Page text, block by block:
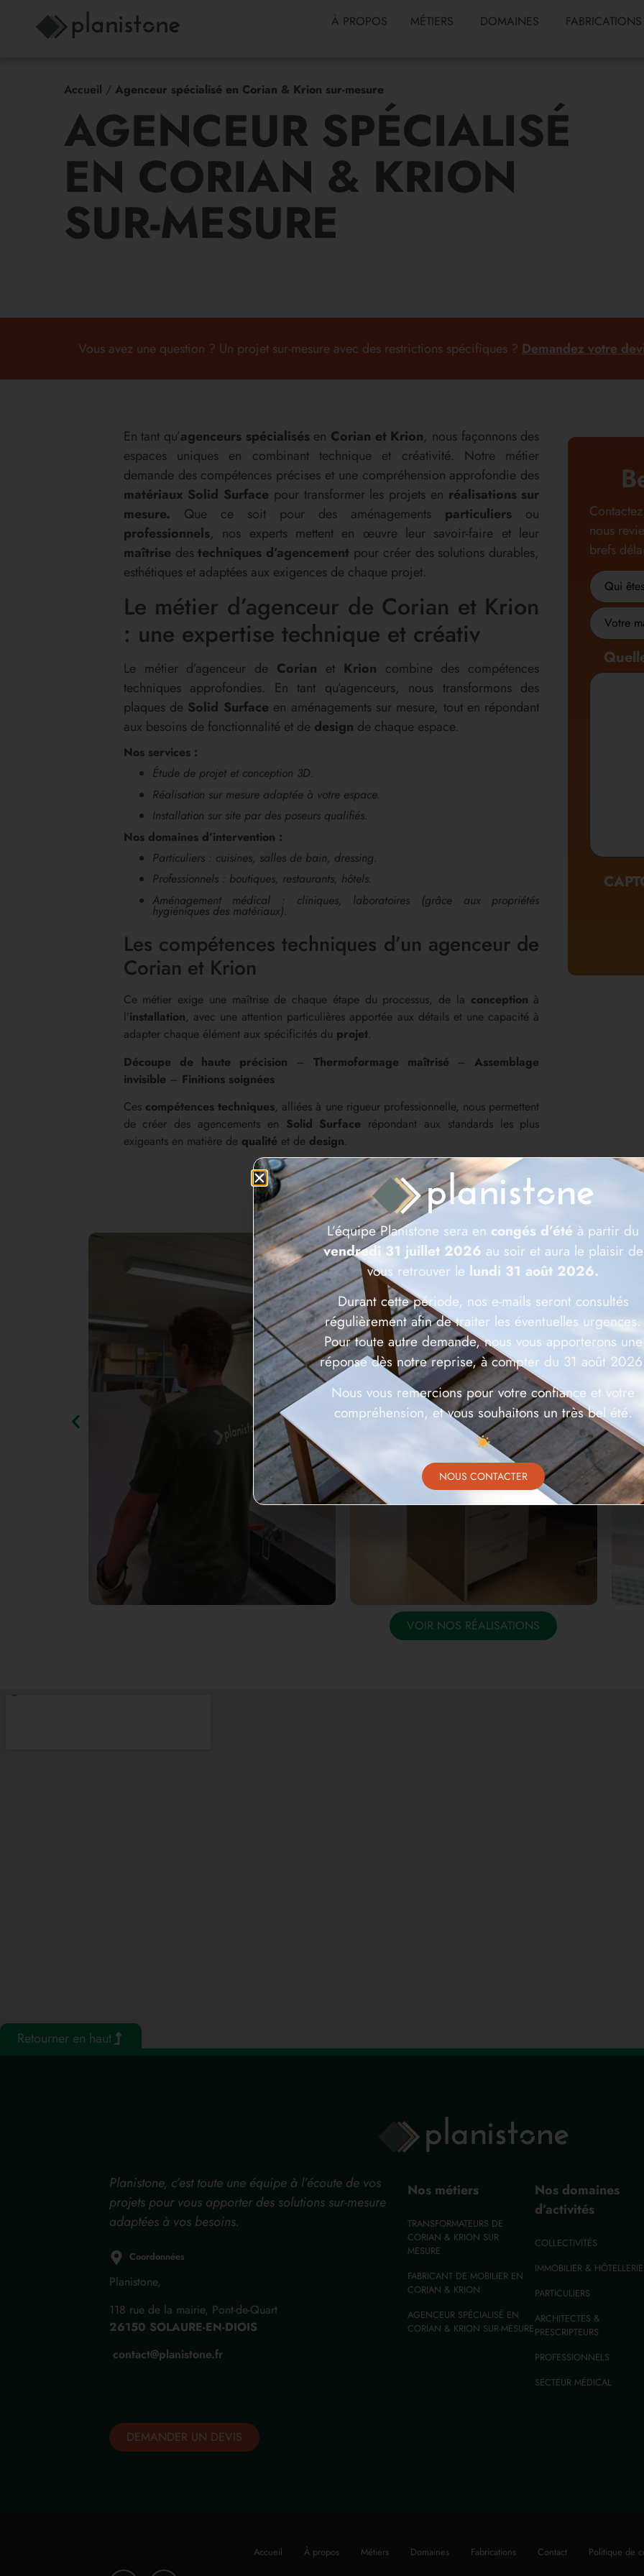
À PROPOS MÉTIERS DOMAINES FABRICATIONS
Accueil / Agenceur spécialisé en Corian & Krion sur-mesure
AGENCEUR SPÉCIALISÉ
EN CORIAN & KRION
SUR-MESURE
Vous avez une question ? Un projet sur-mesure avec des restrictions spécifiques ? Demandez votre
En tant qu’agenceurs spécialisésen Corian et Krion, nous façonnons des
espaces uniques en combinant technique et créativité. Notre métier
demande des compétences précises et une compréhension approfondie des
matériaux Solid Surface pour transformer les projets en réalisations sur
mesure. Que ce soit pour des aménagements particuliers ou
professionnels, nos experts mettent en œuvre leur savoir-faire et leur
maîtrisedestechniques d’agencement pour créer des solutions durables,
esthétiques et adaptées aux exigences de chaque projet.
Le métier d’agenceur de Corian et Krion
: une expertise technique et créativ
Le métier d’agenceur de Corian et Krion combine des compétences
techniques approfondies. En tant qu’agenceurs, nous transformons des
plaques de Solid Surfaceen aménagements sur mesure, tout en répondant
aux besoins de fonctionnalité et de design de chaque espace.
Nos services :
Étude de projet et conception 3D.
Réalisation sur mesure adaptée à votre espace.
Installation sur site par des poseurs qualifiés.
Nos domaines d’intervention :
Particuliers : cuisines, salles de bain, dressing.
Professionnels : boutiques, restaurants, hôtels.
Aménagement médical : cliniques, laboratoires (grâce aux propriétés
hygiéniques des matériaux).
Les compétences techniques d’un agenceur de
Corian et Krion
Ce métier exige une maîtrise de chaque étape du processus, de la conception à
l’installation, avec une attention particulières apportée aux détails et une capacité à
adapter chaque élément aux spécificités du projet.
Découpe de haute précision – Thermoformage maîtrisé –Assemblage
invisible – Finitions soignées
Ces compétences techniques, alliées à une rigueur professionnelle, nous permettent
de créer des agencements en Solid Surface répondant aux standards les plus
exigeants en matière de qualité et de design.
nous
brefs
Nom
ou
raison
sociale
Metier
VOIR NOS RÉALISATIONS
Retourner en haut
Planistone, c’est toute une équipe à l’écoute de vos
projets pour vous apporter des solutions sur-mesure
adaptées à vos besoins.
Coordonnées
Planistone,
118 rue de la mairie, Pont-de-Quart
26150 SOLAURE-EN-DIOIS
contact@planistone.fr
DEMANDER UN DEVIS
Nos métiers
TRANSFORMATEURS DE
CORIAN & KRION SUR
MESURE
FABRICANT DE MOBILIER EN
CORIAN & KRION
AGENCEUR SPÉCIALISÉ EN
CORIAN & KRION SUR-MESURE
Nos domaines
d’activités
COLLECTIVITÉS
IMMOBILIER & HÔTELLERIE
PARTICULIERS
ARCHITECTES &
PRESCRIPTEURS
PROFESSIONNELS
SECTEUR MÉDICAL
Accueil À propos Métiers Domaines Fabrications Contact Politique de
L’équipe Planistone sera en congés d’été à partir du
vendredi 31 juillet 2026 au soir et aura le plaisir de
vous retrouver le lundi 31 août 2026.
Durant cette période, nos e-mails seront consultés
régulièrement afin de traiter les éventuelles urgences.
Pour toute autre demande, nous vous apporterons une
réponse dès notre reprise, à compter du 31 août
Nous vous remercions pour votre confiance et votre
compréhension, et vous souhaitons un très bel été.
NOUS CONTACTER